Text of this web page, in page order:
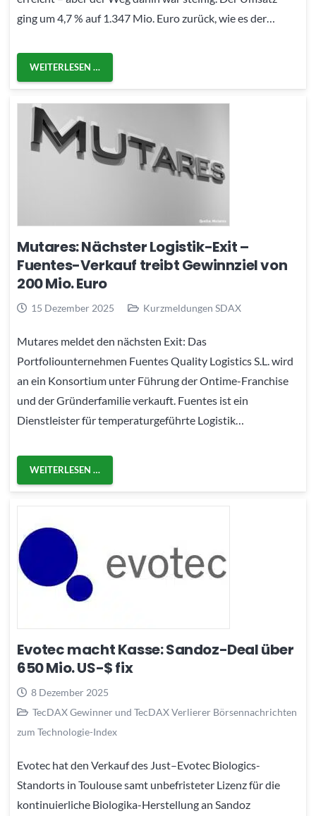
ging um 4,7 % auf 1.347 Mio. Euro zurück, wie es der…
WEITERLESEN …
Mutares: Nächster Logistik-Exit –
Fuentes-Verkauf treibt Gewinnziel von
200 Mio. Euro
15 Dezember 2025 Kurzmeldungen SDAX
Mutares meldet den nächsten Exit: Das
Portfoliounternehmen Fuentes Quality Logistics S.L. wird
an ein Konsortium unter Führung der Ontime-Franchise
und der Gründerfamilie verkauft. Fuentes ist ein
Dienstleister für temperaturgeführte Logistik…
WEITERLESEN …
Evotec macht Kasse: Sandoz-Deal über
650 Mio. US-$ fix
8 Dezember 2025
TecDAX Gewinner und TecDAX Verlierer Börsennachrichten
zum Technologie-Index
Evotec hat den Verkauf des Just–Evotec Biologics-
Standorts in Toulouse samt unbefristeter Lizenz für die
kontinuierliche Biologika-Herstellung an Sandoz